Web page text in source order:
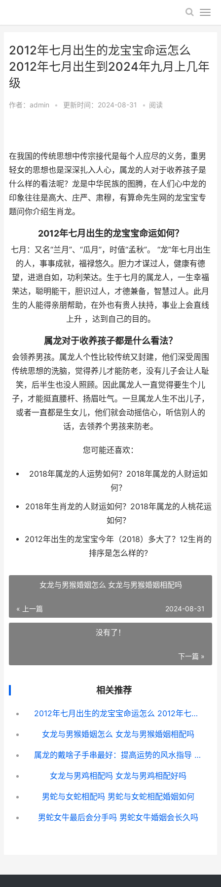
2012年七月出生的龙宝宝命运怎么
2012年七月出生到2024年九月上几年
级
作者： admin • 更新时间：2024-08-31 • 阅读
在我国的传统思想中传宗接代是每个人应尽的义务，重男
轻女的思想也是深深扎入人心，属龙的人对于收养孩子是
什么样的看法呢？龙是中华民族的图腾，在人们心中龙的
印象往往是高大、庄严、肃穆，有算命先生网的龙宝宝专
题问你介绍生肖龙。
2012年七月出生的龙宝宝命运如何？
七月：又名“兰月”、“瓜月”，时值“孟秋”。 “龙”年七月出生
的人，事事成就，福禄悠久。胆力才谋过人，健康有德
望，进退自如，功利荣达。生于七月的属龙人，一生幸福
荣达，聪明能干，胆识过人，才德兼备，智慧过人。此月
生的人能得亲朋帮助，在外也有贵人扶持，事业上会直线
上升 ，达到自己的目的。
属龙对于收养孩子都是什么看法？
会领养男孩。属龙人个性比较传统又封建，他们深受周围
传统思想的洗脑，觉得养儿才能防老，没有儿子会让人耻
笑，后半生也没人照顾。因此属龙人一直觉得要生个儿
子，才能挺直腰杆、扬眉吐气。一旦属龙人生不出儿子，
或者一直都是生女儿，他们就会动摇信心，听信别人的
话，去领养个男孩来防老。
您可能还喜欢：
2018年属龙的人运势如何？2018年属龙的人财运如
何？
2018年生肖龙的人财运如何？2018年属龙的人桃花运
如何？
2012年出生的龙宝宝今年（2018）多大了？12生肖的
排序是怎么样的?
女龙与男猴婚姻怎么 女龙与男猴婚姻相配吗
« 上一篇 2024-08-31
没有了！
下一篇 »
相关推荐
2012年七月出生的龙宝宝命运怎么 2012年七月出生到2024年九月上几年级
女龙与男猴婚姻怎么 女龙与男猴婚姻相配吗
属龙的戴啥子手串最好：提高运势的风水指导 属龙的佩戴什么手串招财
女龙与男鸡相配吗 女龙与男鸡相配好吗
男蛇与女蛇相配吗 男蛇与女蛇相配婚姻如何
男蛇女牛最后会分手吗 男蛇女牛婚姻会长久吗